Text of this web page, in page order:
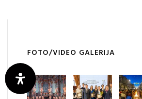
FOTO/VIDEO GALERIJA